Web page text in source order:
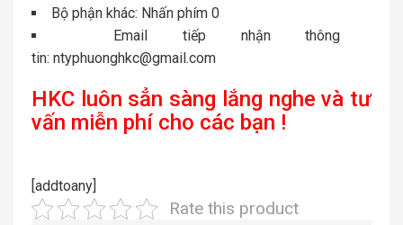
Bộ phận khác: Nhấn phím 0
Email tiếp nhận thông
tin: ntyphuonghkc@gmail.com
HKC luôn sẳn sàng lắng nghe và tư
vấn miễn phí cho các bạn !
[addtoany]
Rate this product